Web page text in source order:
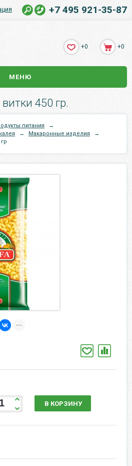
+7 495 921-35-87
+0 +0
МЕНЮ
450 гр.
питания
→
→ Макаронные изделия
→
В КОРЗИНУ